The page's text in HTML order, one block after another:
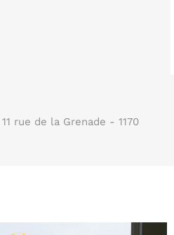
rue de la Grenade - 1170